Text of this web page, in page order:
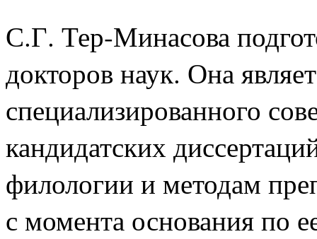
С.Г. Тер-Минасова
докторов наук. Она
специализированного
кандидатских
филологии и методам
с момента основания по